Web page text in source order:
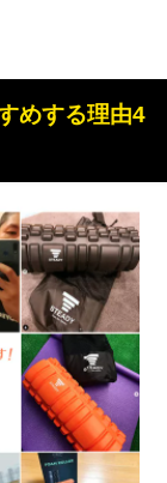
めする理由4